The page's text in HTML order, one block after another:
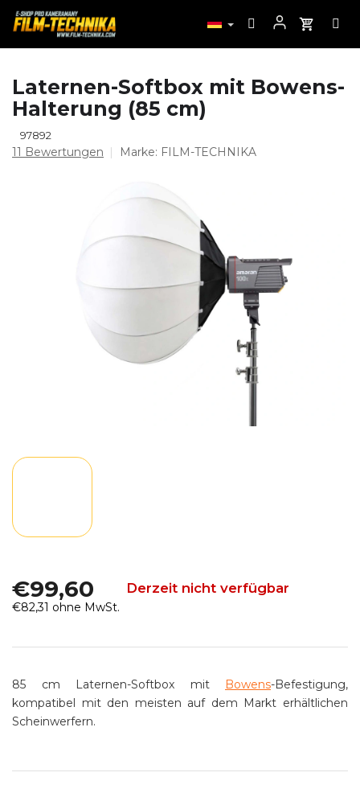
Inhalt
springen
Laternen-Softbox mit Bowens-
Halterung (85 cm)
97892
Die
11 Bewertungen Marke: FILM-TECHNIKA
€99,60 Derzeit nicht verfügbar
€82,31 ohne MwSt.
85 cm Laternen-Softbox mit Bowens-Befestigung,
kompatibel mit den meisten auf dem Markt erhältlichen
Scheinwerfern.